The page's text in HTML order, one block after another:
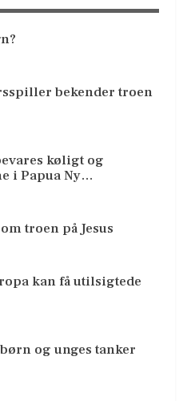
bekender troen
køligt og
i Papua Ny…
troen på Jesus
kan få utilsigtede
og unges tanker